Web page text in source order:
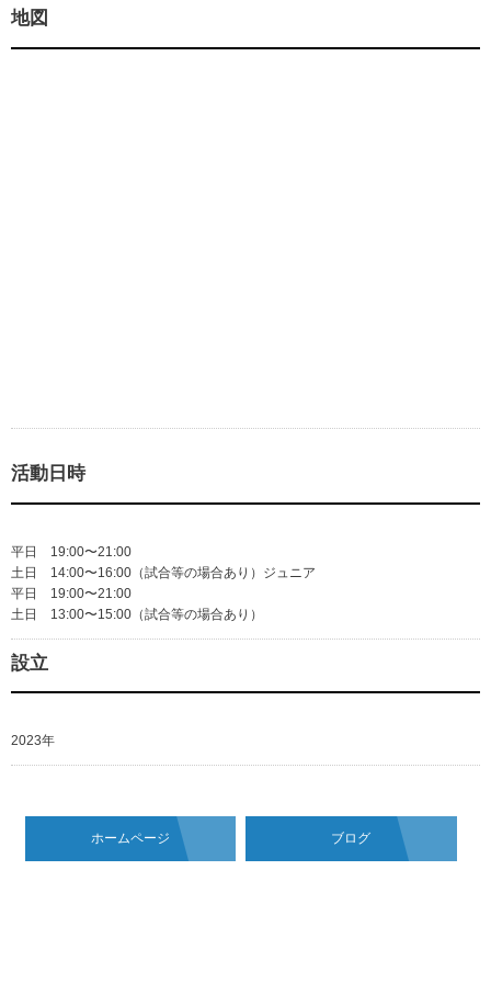
地図
活動日時
平日 19:00〜21:00
土日 14:00〜16:00（試合等の場合あり）ジュニア
平日 19:00〜21:00
土日 13:00〜15:00（試合等の場合あり）
設立
2023年
ホームページ ブログ